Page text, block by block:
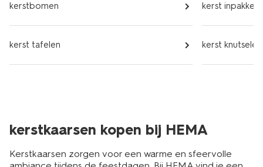
kerstbomen
kerst tafelen
kerst inpakken
kerst knutselen
kerstkaarsen kopen bij HEMA
Kerstkaarsen zorgen voor een warme en sfeervolle